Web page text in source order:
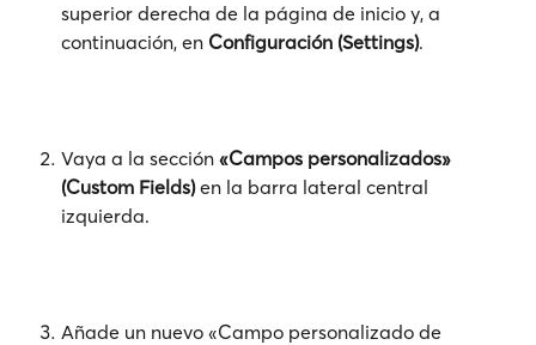
superior derecha de la página de inicio y, a
continuación, en Configuración (Settings).
Vaya a la sección «Campos personalizados»
(Custom Fields) en la barra lateral central
izquierda.
Añade un nuevo «Campo personalizado de